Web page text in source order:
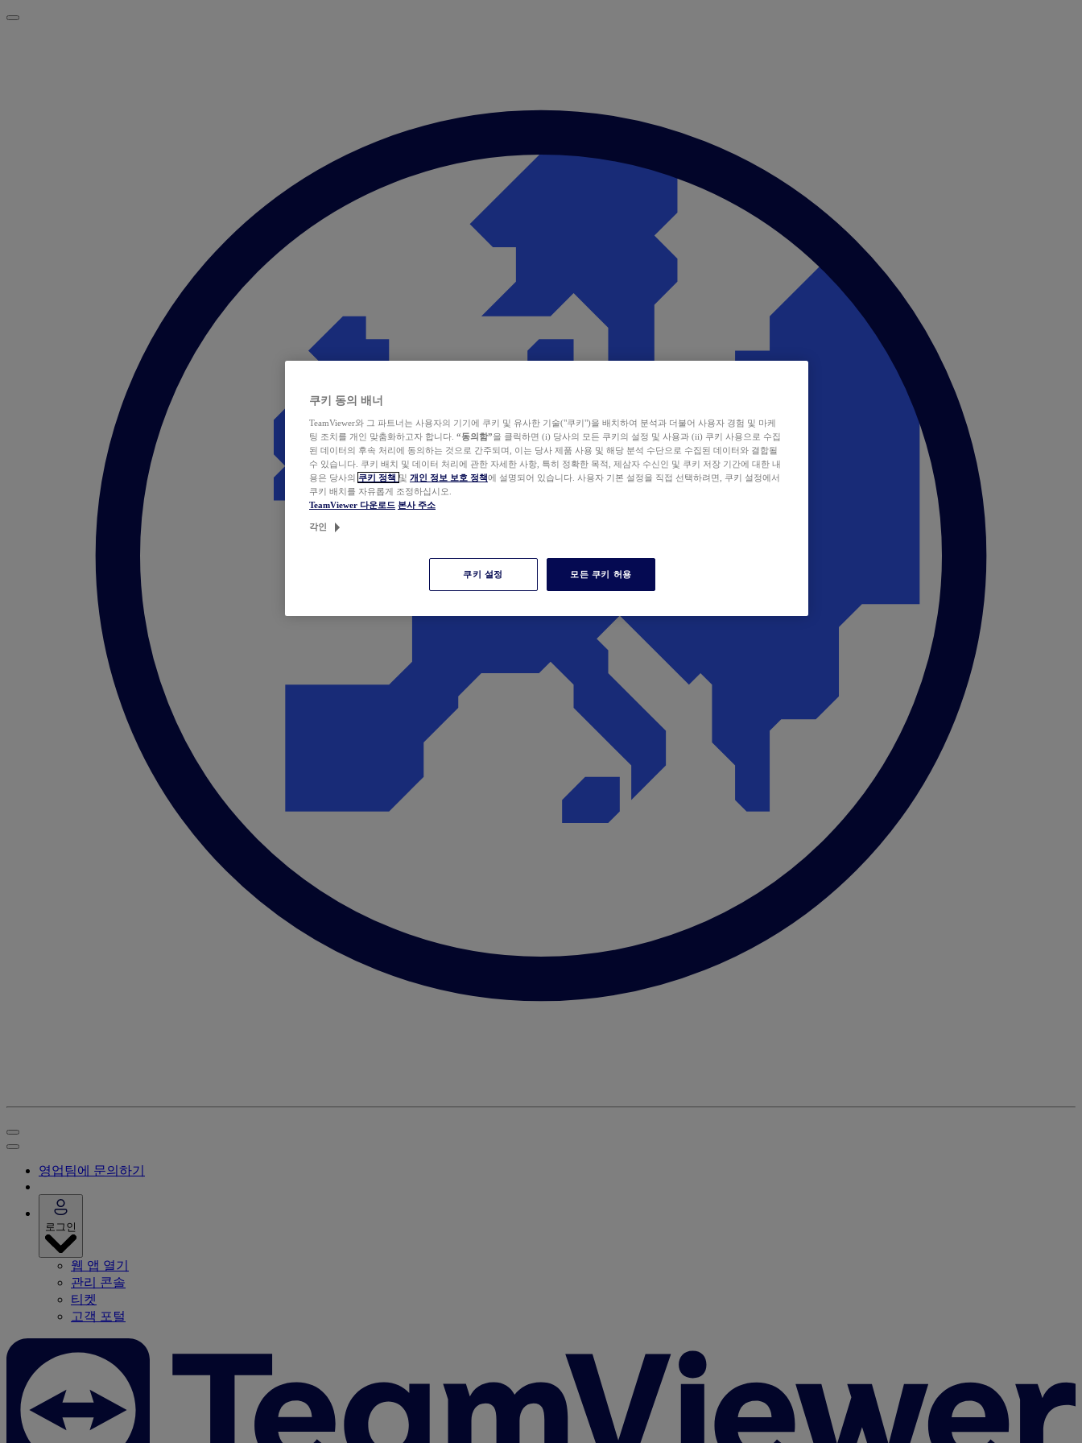
영업팀에 문의하기
로그인
웹 앱 열기
관리 콘솔
티켓
고객 포털
쿠키 동의 배너
TeamViewer와 그 파트너는 사용자의 기기에 쿠키 및 유사한 기술("쿠키")을 배치하여 분석과 더불어 사용자 경험 및 마케
팅 조치를 개인 맞춤화하고자 합니다. “동의함”을 클릭하면 (i) 당사의 모든 쿠키의 설정 및 사용과 (ii) 쿠키 사용으로 수집
된 데이터의 후속 처리에 동의하는 것으로 간주되며, 이는 당사 제품 사용 및 해당 분석 수단으로 수집된 데이터와 결합될
수 있습니다. 쿠키 배치 및 데이터 처리에 관한 자세한 사항, 특히 정확한 목적, 제삼자 수신인 및 쿠키 저장 기간에 대한 내
용은 당사의 쿠키 정책 및 개인 정보 보호 정책에 설명되어 있습니다. 사용자 기본 설정을 직접 선택하려면, 쿠키 설정에서
쿠키 배치를 자유롭게 조정하십시오.
TeamViewer 다운로드 본사 주소
각인
쿠키 설정 모든 쿠키 허용